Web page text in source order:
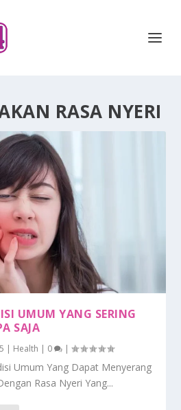
RASA NYERI
UMUM YANG SERING
SAJA
| Health | 0 |
Umum Yang Dapat Menyerang
Rasa Nyeri Yang...